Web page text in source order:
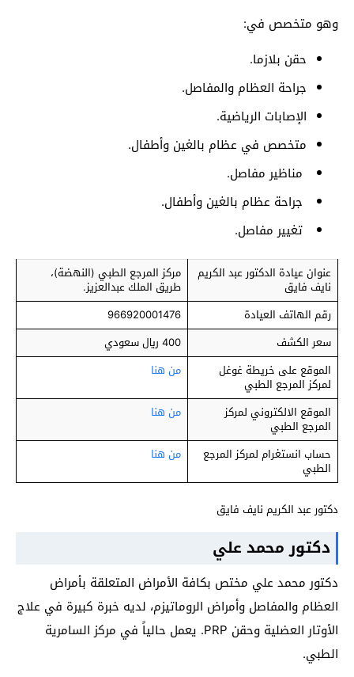
وهو متخصص في:
حقن بلازما.
جراحة العظام والمفاصل.
الإصابات الرياضية.
متخصص في عظام بالغين وأطفال.
مناظير مفاصل.
جراحة عظام بالغين وأطفال.
تغيير مفاصل.
عنوان عيادة الدكتور عبد الكريم
نايف فايق
مركز المرجع الطبي (النهضة)،
طريق الملك عبدالعزيز.
رقم الهاتف العيادة
966920001476
سعر الكشف
400 ريال سعودي
الموقع على خريطة غوغل
لمركز المرجع الطبي
من هنا
الموقع الالكتروني لمركز
المرجع الطبي
من هنا
حساب انستغرام لمركز المرجع
الطبي
من هنا
دكتور عبد الكريم نايف فايق
دكتور محمد علي
دكتور محمد علي مختص بكافة الأمراض المتعلقة بأمراض
العظام والمفاصل وأمراض الروماتيزم، لديه خبرة كبيرة في علاج
الأوتار العضلية وحقن PRP. يعمل حالياً في مركز السامرية
الطبي.